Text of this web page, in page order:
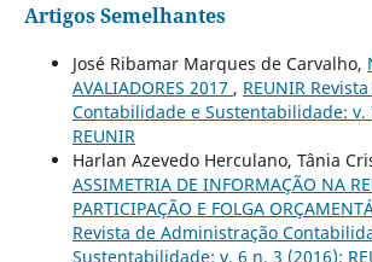
Artigos Semelhantes
José Ribamar Marques de Carvalho,
AVALIADORES 2017 , REUNIR
Contabilidade e Sustentabilidade: v.
REUNIR
Harlan Azevedo Herculano, Tânia
ASSIMETRIA DE INFORMAÇÃO NA
PARTICIPAÇÃO E FOLGA
Revista de Administração
Sustentabilidade: v. 6 n. 3 (2016):